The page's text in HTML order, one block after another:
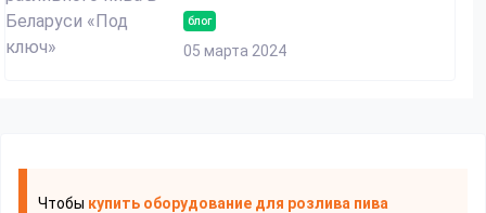
блог
05 марта 2024
Чтобы купить оборудование для розлива пива